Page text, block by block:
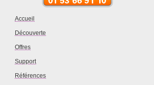
Accueil
Découverte
Offres
Support
Références